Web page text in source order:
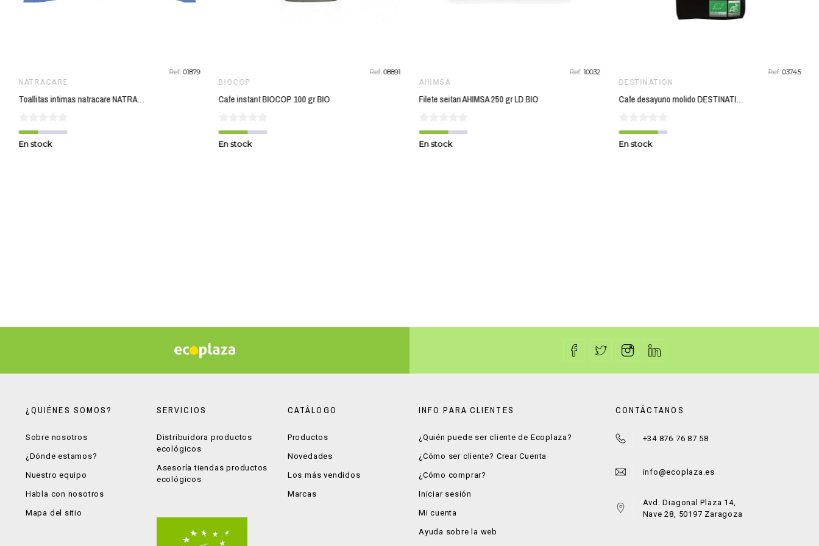
Ref:01879
NATRACARE
Toallitas intimas natracare NATRACARE
En stock
Ref:08891
BIOCOP
Cafe instant BIOCOP 100 gr BIO
En stock
Ref:10032
AHIMSA
Filete seitan AHIMSA 250 gr LD BIO
En stock
Ref:03745
DESTINATION
Cafe desayuno molido DESTINATION 250 gr
En stock
¿QUIÉNES SOMOS?
Sobre nosotros
¿Dónde estamos?
Nuestro equipo
Habla con nosotros
Mapa del sitio
SERVICIOS
Distribuidora productos
ecológicos
Asesoría tiendas productos
ecológicos
CATÁLOGO
Productos
Novedades
Los más vendidos
Marcas
INFO PARA CLIENTES
¿Quién puede ser cliente de Ecoplaza?
¿Cómo ser cliente? Crear Cuenta
¿Cómo comprar?
Iniciar sesión
Mi cuenta
Ayuda sobre la web
CONTÁCTANOS
+34 876 76 87 58
info@ecoplaza.es
Avd. Diagonal Plaza 14,
Nave 28, 50197 Zaragoza